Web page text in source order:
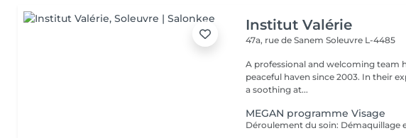
Institut Valérie
47a, rue de SanemSoleuvre L-4485
A professional and welcoming team
peaceful haven since 2003. In their
a soothing at...
MEGAN programme Visage